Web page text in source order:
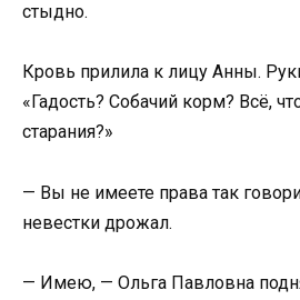
стыдно.
Кровь прилила к лицу Анны.
«Гадость? Собачий корм? Всё,
старания?»
— Вы не имеете права так
невестки дрожал.
— Имею, — Ольга Павловна